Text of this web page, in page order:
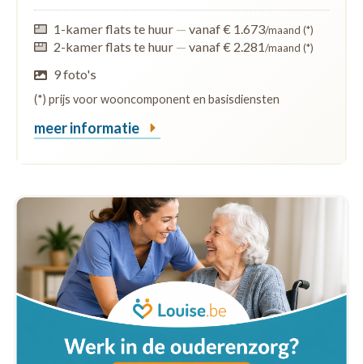
1-kamer flats te huur — vanaf € 1.673/maand (*)
2-kamer flats te huur — vanaf € 2.281/maand (*)
9 foto's
(*) prijs voor wooncomponent en basisdiensten
meer informatie